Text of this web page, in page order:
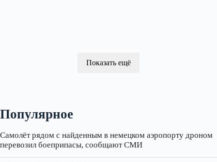
Показать ещё
Популярное
Самолёт рядом с найденным в немецком аэропорту дроном
перевозил боеприпасы, сообщают СМИ